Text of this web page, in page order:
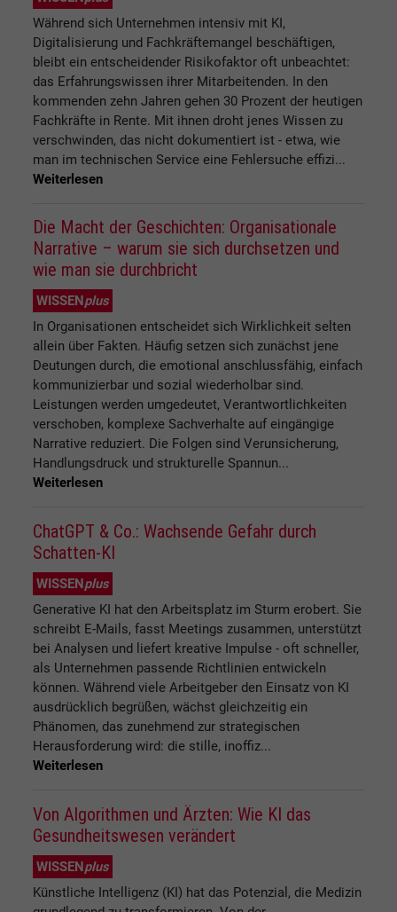
Während sich Unternehmen intensiv mit KI,
Digitalisierung und Fachkräftemangel beschäftigen,
bleibt ein entscheidender Risikofaktor oft unbeachtet:
das Erfahrungswissen ihrer Mitarbeitenden. In den
kommenden zehn Jahren gehen 30 Prozent der heutigen
Fachkräfte in Rente. Mit ihnen droht jenes Wissen zu
verschwinden, das nicht dokumentiert ist - etwa, wie
man im technischen Service eine Fehlersuche effizi...
Weiterlesen
Die Macht der Geschichten: Organisationale
Narrative – warum sie sich durchsetzen und
wie man sie durchbricht
WISSEN plus
In Organisationen entscheidet sich Wirklichkeit selten
allein über Fakten. Häufig setzen sich zunächst jene
Deutungen durch, die emotional anschlussfähig, einfach
kommunizierbar und sozial wiederholbar sind.
Leistungen werden umgedeutet, Verantwortlichkeiten
verschoben, komplexe Sachverhalte auf eingängige
Narrative reduziert. Die Folgen sind Verunsicherung,
Handlungsdruck und strukturelle Spannun...
Weiterlesen
ChatGPT & Co.: Wachsende Gefahr durch
Schatten-KI
WISSENplus
Generative KI hat den Arbeitsplatz im Sturm erobert. Sie
schreibt E-Mails, fasst Meetings zusammen, unterstützt
bei Analysen und liefert kreative Impulse - oft schneller,
als Unternehmen passende Richtlinien entwickeln
können. Während viele Arbeitgeber den Einsatz von KI
ausdrücklich begrüßen, wächst gleichzeitig ein
Phänomen, das zunehmend zur strategischen
Herausforderung wird: die stille, inoffiz...
Weiterlesen
Von Algorithmen und Ärzten: Wie KI das
Gesundheitswesen verändert
WISSENplus
Künstliche Intelligenz (KI) hat das Potenzial, die Medizin